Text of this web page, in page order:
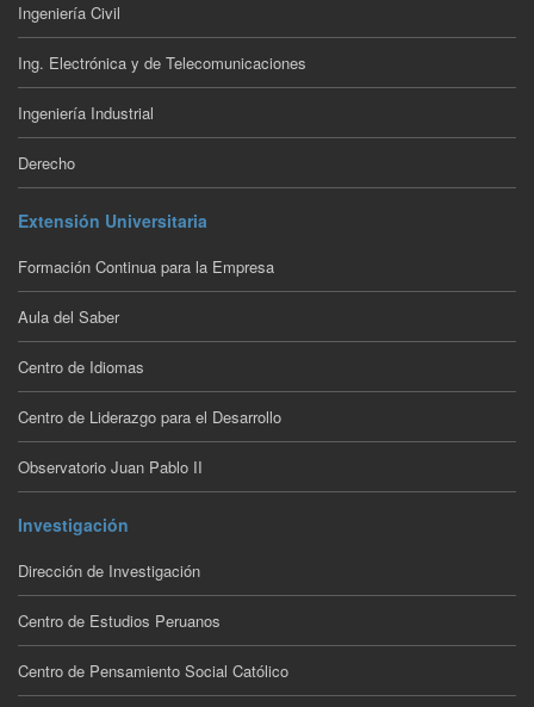
Ingeniería Civil
Ing. Electrónica y de Telecomunicaciones
Ingeniería Industrial
Derecho
Extensión Universitaria
Formación Continua para la Empresa
Aula del Saber
Centro de Idiomas
Centro de Liderazgo para el Desarrollo
Observatorio Juan Pablo II
Investigación
Dirección de Investigación
Centro de Estudios Peruanos
Centro de Pensamiento Social Católico